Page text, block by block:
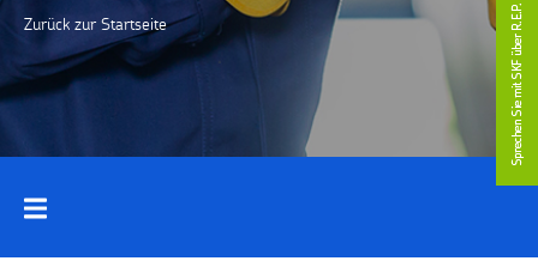
Zurück zur Startseite